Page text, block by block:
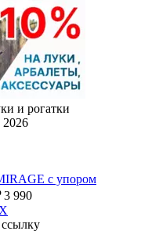
и рогатки
2026
с упором
3 990